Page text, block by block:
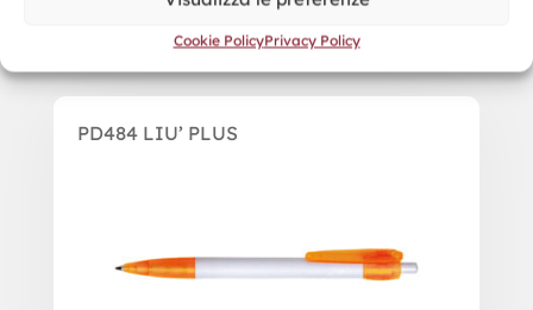
Cookie PolicyPrivacy Policy
PD484 LIU’ PLUS